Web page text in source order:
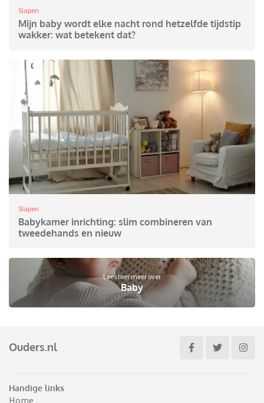
Slapen
Mijn baby wordt elke nacht rond hetzelfde tijdstip
wakker: wat betekent dat?
Slapen
Babykamer inrichting: slim combineren van
tweedehands en nieuw
Lees hier meer over
Baby
Ouders.nl
Handige links
Home